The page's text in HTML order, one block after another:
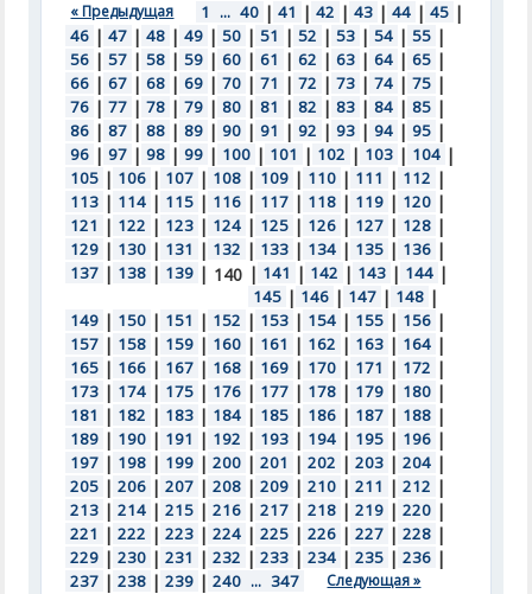
« Предыдущая 1 ... 40 | 41 | 42 | 43 | 44 | 45 |
46 | 47 | 48 | 49 | 50 | 51 | 52 | 53 | 54 | 55 |
56 | 57 | 58 | 59 | 60 | 61 | 62 | 63 | 64 | 65 |
66 | 67 | 68 | 69 | 70 | 71 | 72 | 73 | 74 | 75 |
76 | 77 | 78 | 79 | 80 | 81 | 82 | 83 | 84 | 85 |
86 | 87 | 88 | 89 | 90 | 91 | 92 | 93 | 94 | 95 |
96 | 97 | 98 | 99 | 100 | 101 | 102 | 103 | 104 |
105 | 106 | 107 | 108 | 109 | 110 | 111 | 112 |
113 | 114 | 115 | 116 | 117 | 118 | 119 | 120 |
121 | 122 | 123 | 124 | 125 | 126 | 127 | 128 |
129 | 130 | 131 | 132 | 133 | 134 | 135 | 136 |
137 | 138 | 139 | 140 | 141 | 142 | 143 | 144 |
145 | 146 | 147 | 148 |
149 | 150 | 151 | 152 | 153 | 154 | 155 | 156 |
157 | 158 | 159 | 160 | 161 | 162 | 163 | 164 |
165 | 166 | 167 | 168 | 169 | 170 | 171 | 172 |
173 | 174 | 175 | 176 | 177 | 178 | 179 | 180 |
181 | 182 | 183 | 184 | 185 | 186 | 187 | 188 |
189 | 190 | 191 | 192 | 193 | 194 | 195 | 196 |
197 | 198 | 199 | 200 | 201 | 202 | 203 | 204 |
205 | 206 | 207 | 208 | 209 | 210 | 211 | 212 |
213 | 214 | 215 | 216 | 217 | 218 | 219 | 220 |
221 | 222 | 223 | 224 | 225 | 226 | 227 | 228 |
229 | 230 | 231 | 232 | 233 | 234 | 235 | 236 |
237 | 238 | 239 | 240 ... 347 Следующая »